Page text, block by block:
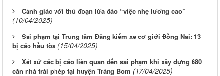
Cảnh giác với thủ đoạn lừa đảo “việc nhẹ lương cao”
(10/04/2025)
Sai phạm tại Trung tâm Đăng kiểm xe cơ giới Đồng Nai: 13
bị cáo hầu tòa (15/04/2025)
Xét xử các bị cáo liên quan đến sai phạm khi xây dựng 680
căn nhà trái phép tại huyện Trảng Bom (17/04/2025)